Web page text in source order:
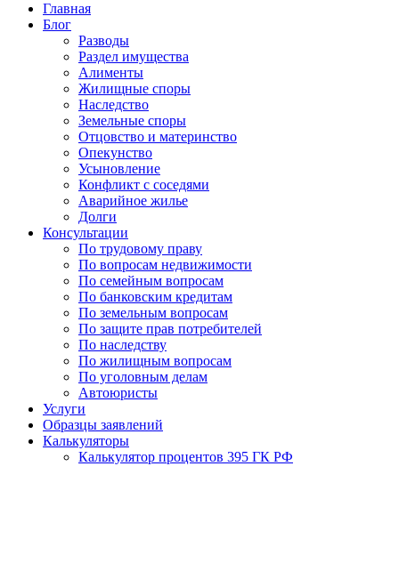
Главная
Блог
Разводы
Раздел имущества
Алименты
Жилищные споры
Наследство
Земельные споры
Отцовство и материнство
Опекунство
Усыновление
Конфликт с соседями
Аварийное жилье
Долги
Консультации
По трудовому праву
По вопросам недвижимости
По семейным вопросам
По банковским кредитам
По земельным вопросам
По защите прав потребителей
По наследству
По жилищным вопросам
По уголовным делам
Автоюристы
Услуги
Образцы заявлений
Калькуляторы
Калькулятор процентов 395 ГК РФ